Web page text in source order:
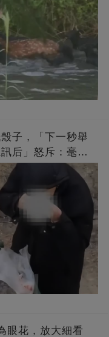
子，「下一秒舉
后」怒斥：毫無
眼花，放大細看